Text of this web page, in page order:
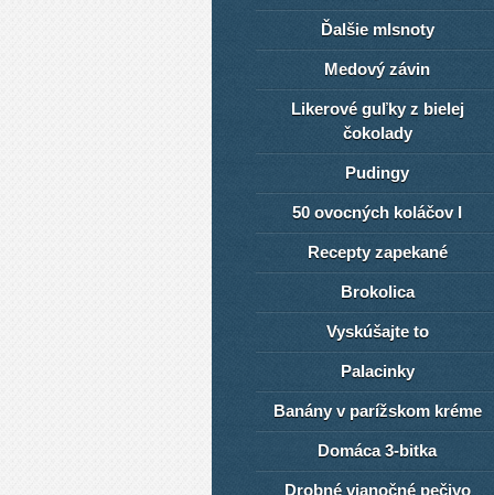
Ďalšie mlsnoty
Medový závin
Likerové guľky z bielej
čokolady
Pudingy
50 ovocných koláčov I
Recepty zapekané
Brokolica
Vyskúšajte to
Palacinky
Banány v parížskom kréme
Domáca 3-bitka
Drobné vianočné pečivo